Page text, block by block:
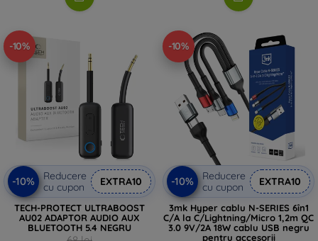
-10%
-10%
Reducere
cu cupon
EXTRA10
TECH-PROTECT ULTRABOOST
AU02 ADAPTOR AUDIO AUX
BLUETOOTH 5.4 NEGRU
-10%
-10%
Reducere
cu cupon
EXTRA10
3mk Hyper cablu N-SERIES 6în1
C/A la C/Lightning/Micro 1,2m QC
3.0 9V/2A 18W cablu USB negru
pentru accesorii